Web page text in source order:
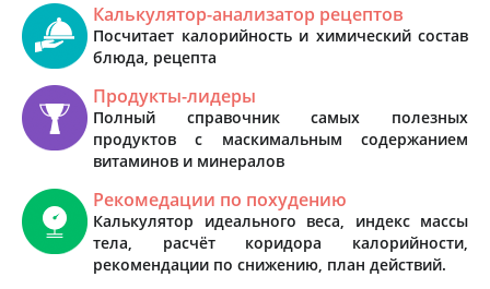
Калькулятор-анализатор рецептов
Посчитает калорийность и химический состав
блюда, рецепта
Продукты-лидеры
Полный справочник самых полезных
продуктов с маскимальным содержанием
витаминов и минералов
Рекомедации по похудению
Калькулятор идеального веса, индекс массы
тела, расчёт коридора калорийности,
рекомендации по снижению, план действий.